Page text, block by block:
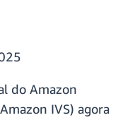
do Amazon
IVS) agora